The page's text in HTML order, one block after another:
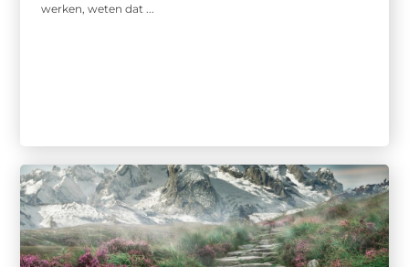
werken, weten dat ...